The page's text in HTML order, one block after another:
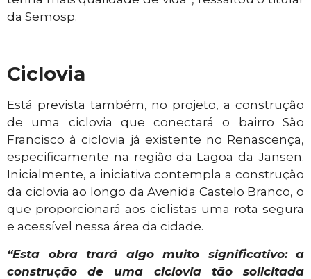
da Semosp.
Ciclovia
Está prevista também, no projeto, a construção
de uma ciclovia que conectará o bairro São
Francisco à ciclovia já existente no Renascença,
especificamente na região da Lagoa da Jansen.
Inicialmente, a iniciativa contempla a construção
da ciclovia ao longo da Avenida Castelo Branco, o
que proporcionará aos ciclistas uma rota segura
e acessível nessa área da cidade.
“Esta obra trará algo muito significativo: a
construção de uma ciclovia tão solicitada